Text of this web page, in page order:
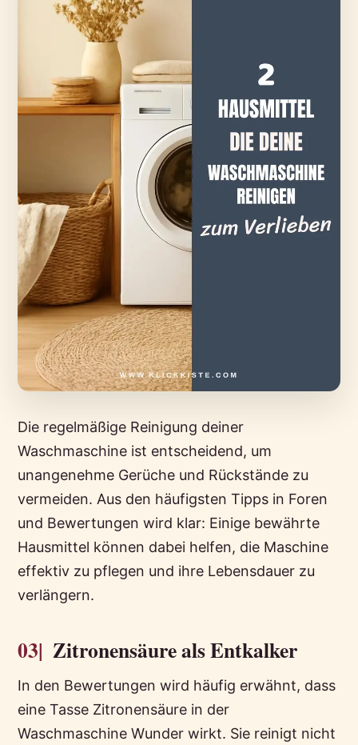
Die regelmäßige Reinigung deiner
Waschmaschine ist entscheidend, um
unangenehme Gerüche und Rückstände zu
vermeiden. Aus den häufigsten Tipps in Foren
und Bewertungen wird klar: Einige bewährte
Hausmittel können dabei helfen, die Maschine
effektiv zu pflegen und ihre Lebensdauer zu
verlängern.
03| Zitronensäure als Entkalker
In den Bewertungen wird häufig erwähnt, dass
eine Tasse Zitronensäure in der
Waschmaschine Wunder wirkt. Sie reinigt nicht